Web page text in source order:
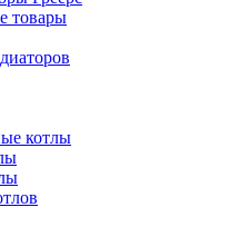
товары
котлы